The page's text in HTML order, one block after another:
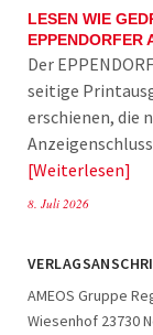
LESEN WIE
EPPENDORFER
Der
seitige
erschienen, die
Weiterlesen
8. Juli 2026
AMEOS Gruppe
Wiesenhof 23730